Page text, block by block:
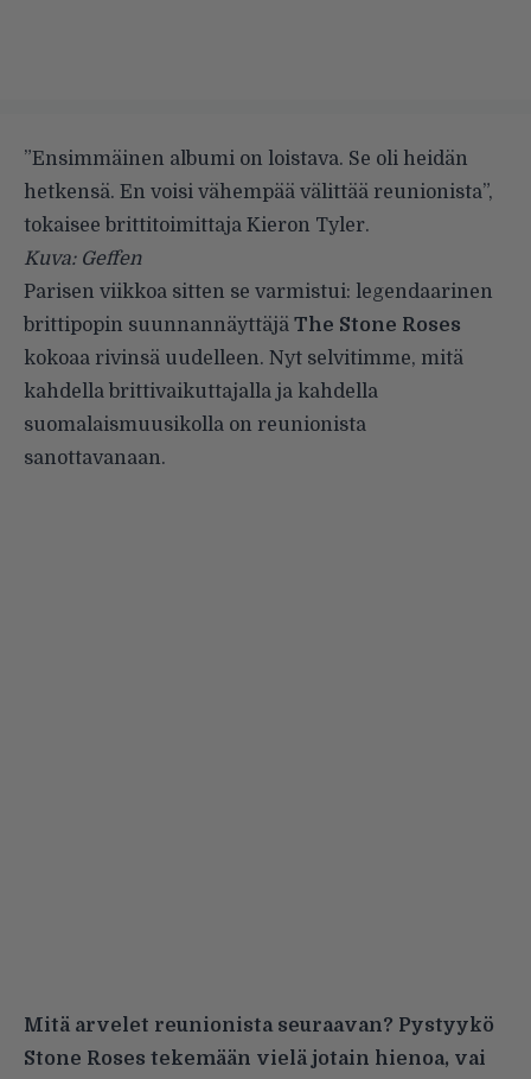
”Ensimmäinen albumi on loistava. Se oli heidän
hetkensä. En voisi vähempää välittää reunionista”,
tokaisee brittitoimittaja Kieron Tyler.
Kuva: Geffen
Parisen viikkoa sitten se varmistui: legendaarinen
brittipopin suunnannäyttäjä The Stone Roses
kokoaa rivinsä uudelleen. Nyt selvitimme, mitä
kahdella brittivaikuttajalla ja kahdella
suomalaismuusikolla on reunionista
sanottavanaan.
Mitä arvelet reunionista seuraavan? Pystyykö
Stone Roses tekemään vielä jotain hienoa, vai